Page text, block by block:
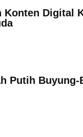
Konten Digital
Putih